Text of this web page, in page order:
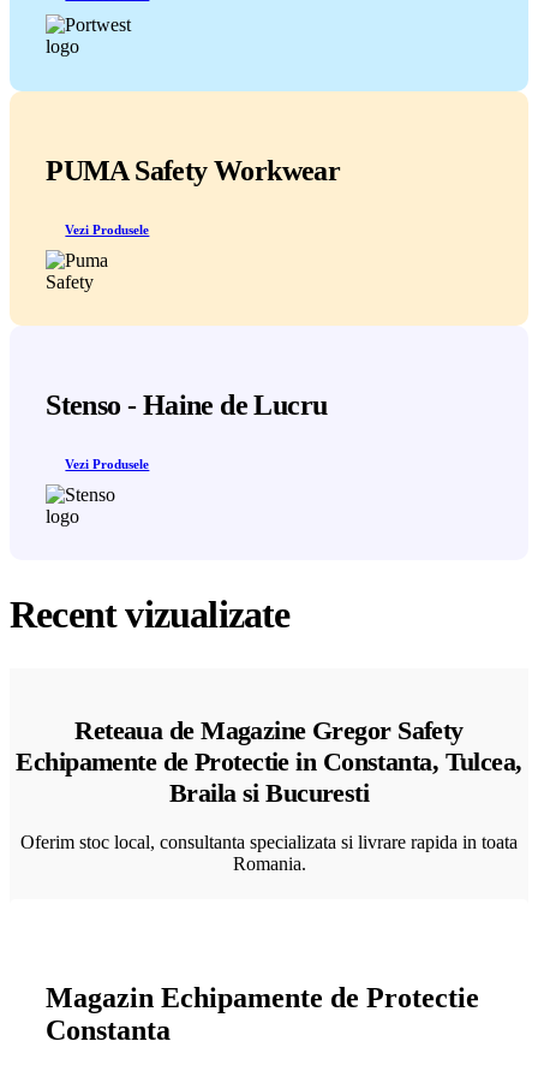
PUMA Safety Workwear
Vezi Produsele
Stenso - Haine de Lucru
Vezi Produsele
Recent vizualizate
Reteaua de Magazine Gregor Safety
Echipamente de Protectie in Constanta, Tulcea,
Braila si Bucuresti
Oferim stoc local, consultanta specializata si livrare rapida in toata
Romania.
Magazin Echipamente de Protectie
Constanta